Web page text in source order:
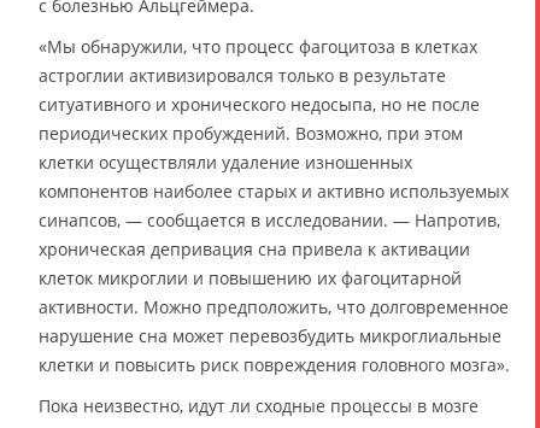
с болезнью Альцгеймера.
«Мы обнаружили, что процесс фагоцитоза в клетках
астроглии активизировался только в результате
ситуативного и хронического недосыпа, но не после
периодических пробуждений. Возможно, при этом
клетки осуществляли удаление изношенных
компонентов наиболее старых и активно используемых
синапсов, — сообщается в исследовании. — Напротив,
хроническая депривация сна привела к активации
клеток микроглии и повышению их фагоцитарной
активности. Можно предположить, что долговременное
нарушение сна может перевозбудить микроглиальные
клетки и повысить риск повреждения головного мозга».
Пока неизвестно, идут ли сходные процессы в мозге